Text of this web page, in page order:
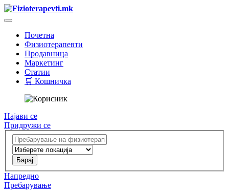
Почетна
Физиотерапевти
Продавница
Маркетинг
Статии
🛒 Кошничка
Најави се
Придружи се
Напредно
Пребарување